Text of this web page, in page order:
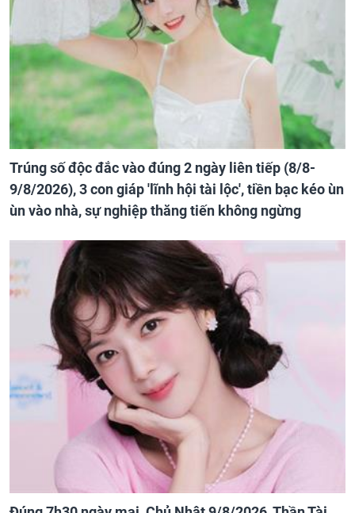
Trúng số độc đắc vào đúng 2 ngày liên tiếp (8/8-
9/8/2026), 3 con giáp 'lĩnh hội tài lộc', tiền bạc kéo ùn
ùn vào nhà, sự nghiệp thăng tiến không ngừng